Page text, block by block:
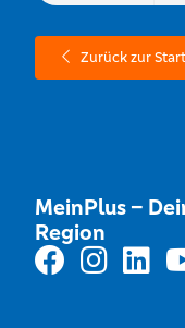
Zurück zur
MeinPlus –
Region